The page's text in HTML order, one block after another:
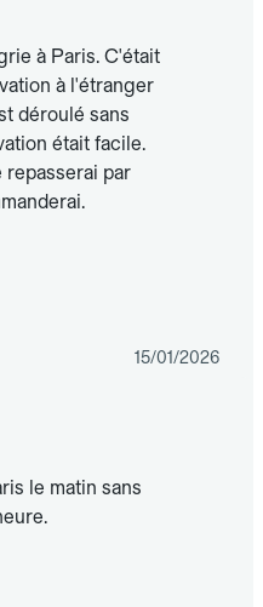
à Paris. C'était
à l'étranger
déroulé sans
était facile.
repasserai par
15/01/2026
le matin sans